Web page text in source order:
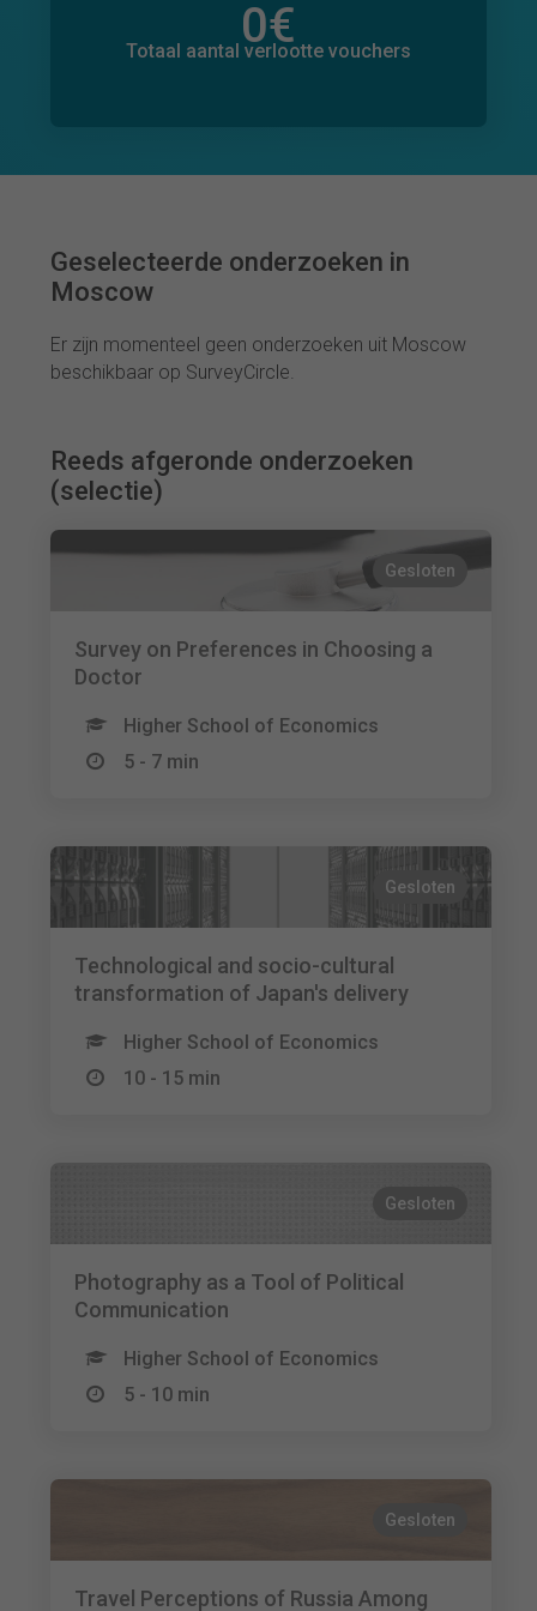
0€
Totaal aantal verlootte vouchers
0€
Totaal bedrag aan toegezegde donaties
Geselecteerde onderzoeken in
Moscow
Er zijn momenteel geen onderzoeken uit Moscow
beschikbaar op SurveyCircle.
Reeds afgeronde onderzoeken
(selectie)
Gesloten
Survey on Preferences in Choosing a
Doctor
Higher School of Economics
5 - 7 min
Gesloten
Technological and socio-cultural
transformation of Japan's delivery
Higher School of Economics
10 - 15 min
Gesloten
Photography as a Tool of Political
Communication
Higher School of Economics
5 - 10 min
Gesloten
Travel Perceptions of Russia Among